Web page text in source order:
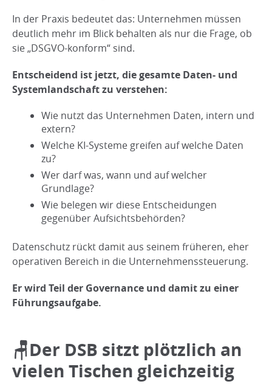
In der Praxis bedeutet das: Unternehmen müssen
deutlich mehr im Blick behalten als nur die Frage, ob
sie „DSGVO-konform“ sind.
Entscheidend ist jetzt, die gesamte Daten- und
Systemlandschaft zu verstehen:
Wie nutzt das Unternehmen Daten, intern und
extern?
Welche KI-Systeme greifen auf welche Daten
zu?
Wer darf was, wann und auf welcher
Grundlage?
Wie belegen wir diese Entscheidungen
gegenüber Aufsichtsbehörden?
Datenschutz rückt damit aus seinem früheren, eher
operativen Bereich in die Unternehmenssteuerung.
Er wird Teil der Governance und damit zu einer
Führungsaufgabe.
🪑Der DSB sitzt plötzlich an
vielen Tischen gleichzeitig